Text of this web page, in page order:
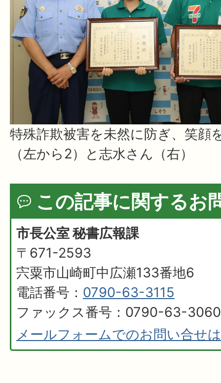
特殊詐欺被害を未然に防ぎ、笑顔
（左から2）と志水さん（右）
この記事に関するお
市長公室 秘書広報課
〒671-2593
宍粟市山崎町中広瀬133番地6
電話番号： 0790-63-3115
ファックス番号：0790-63-3060
メールフォームでのお問い合せ